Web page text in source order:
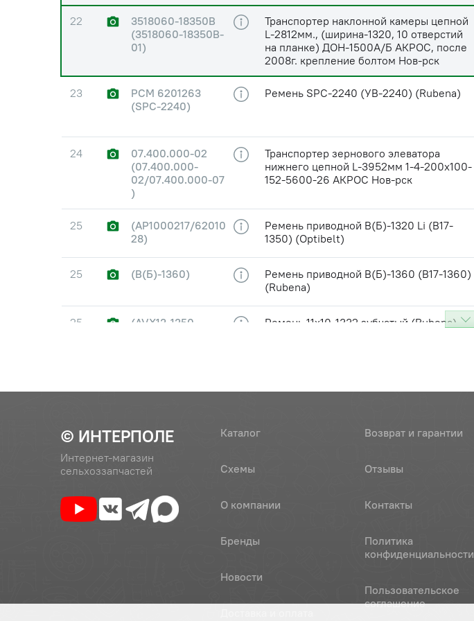
22
3518060-18350В
(3518060-18350В-
01)
Транспортер наклонной камеры цепной
L-2812мм., (ширина-1320, 10 отверстий
на планке) ДОН-1500А/Б АКРОС, после
2008г. крепление болтом Нов-рск
23
РСМ 6201263
(SPC-2240)
Ремень SPC-2240 (УВ-2240) (Rubena)
24
07.400.000-02
(07.400.000-
02/07.400.000-07
)
Транспортер зернового элеватора
нижнего цепной L-3952мм 1-4-200х100-
152-5600-26 АКРОС Нов-рск
25
(AP1000217/62010
28)
Ремень приводной В(Б)-1320 Li (В17-
1350) (Optibelt)
25 (В(Б)-1360)
Ремень приводной В(Б)-1360 (В17-1360)
(Rubena)
25
(AVX13-1350
Ремень 11х10-1332 зубчатый (Rubena)
© ИНТЕРПОЛЕ
Интернет-магазин
сельхоззапчастей
Каталог
Схемы
О компании
Бренды
Новости
Возврат и гарантии
Отзывы
Контакты
Политика
конфиденциальности
Пользовательское
соглашение